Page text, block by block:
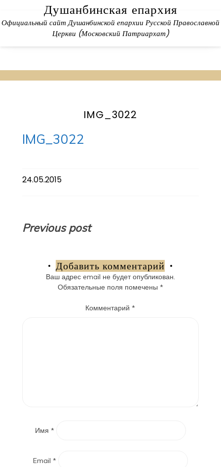
content
Душанбинская епархия
Официальный сайт Душанбинской епархии Русской Православной
Церкви (Московский Патриархат)
IMG_3022
IMG_3022
24.05.2015
Навигация
записям
Previous post
Добавить комментарий
Ваш адрес email не будет опубликован.
Обязательные поля помечены *
Комментарий*
Имя *
Email *